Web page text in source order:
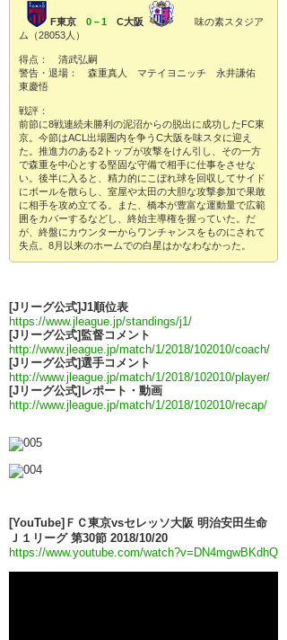
F東京 0－1 C大阪
味の素スタジア
ム（28053人）
得点： 清武弘嗣
警告・退場： 森重真人 マテイヨニッチ 永井謙佑
東慶悟
戦評：
前節に8戦連続未勝利の泥沼からの脱出に成功したFC東
京。今節はACL出場圏内を争うC大阪を味スタに迎え
た。推進力のある2トップが攻撃をけん引し、その一方
で森重を中心とする堅固な守備で相手に仕事をさせな
い。後半に入ると、精力的にこぼれ球を回収してサイド
にボールを散らし、室屋や太田の大胆な攻撃参加で果敢
に相手を攻め立てる。また、橋本が豊富な運動量で広範
囲をカバーするなどし、終始主導権を握っていた。だ
が、終盤にカウンターからワンチャンスをものにされて
失点。8月以来のホームでの白星はかなわなかった。
[Jリーグ公式]J1順位表
https://www.jleague.jp/standings/j1/
[Jリーグ公式]監督コメント
http://www.jleague.jp/match/1/2018/102010/coach/
[Jリーグ公式]選手コメント
http://www.jleague.jp/match/1/2018/102010/player/
[Jリーグ公式]レポート・動画
http://www.jleague.jp/match/1/2018/102010/recap/
[YouTube]ＦＣ東京vsセレッソ大阪 明治安田生命
Ｊ１リーグ 第30節 2018/10/20
https://www.youtube.com/watch?v=DN4mgwBKdhQ